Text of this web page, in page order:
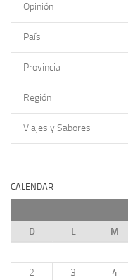
Opinión
País
Provincia
Región
Viajes y Sabores
CALENDAR
D
L M
2
3 4